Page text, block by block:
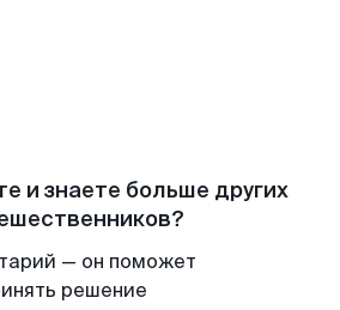
и знаете больше других
— он поможет
решение